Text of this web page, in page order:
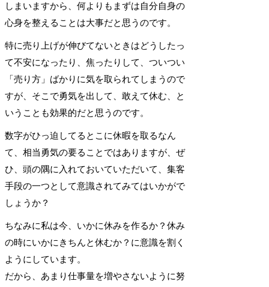
しまいますから、何よりもまずは自分自身の
心身を整えることは大事だと思うのです。
特に売り上げが伸びてないときはどうしたっ
て不安になったり、焦ったりして、ついつい
「売り方」ばかりに気を取られてしまうので
すが、そこで勇気を出して、敢えて休む、と
いうことも効果的だと思うのです。
数字がひっ迫してるとこに休暇を取るなん
て、相当勇気の要ることではありますが、ぜ
ひ、頭の隅に入れておいていただいて、集客
手段の一つとして意識されてみてはいかがで
しょうか？
ちなみに私は今、いかに休みを作るか？休み
の時にいかにきちんと休むか？に意識を割く
ようにしています。
だから、あまり仕事量を増やさないように努